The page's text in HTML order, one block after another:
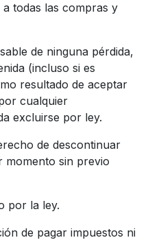
todas las compras y
de ninguna pérdida,
(incluso si es
resultado de aceptar
cualquier
excluirse por ley.
de descontinuar
momento sin previo
por la ley.
de pagar impuestos ni